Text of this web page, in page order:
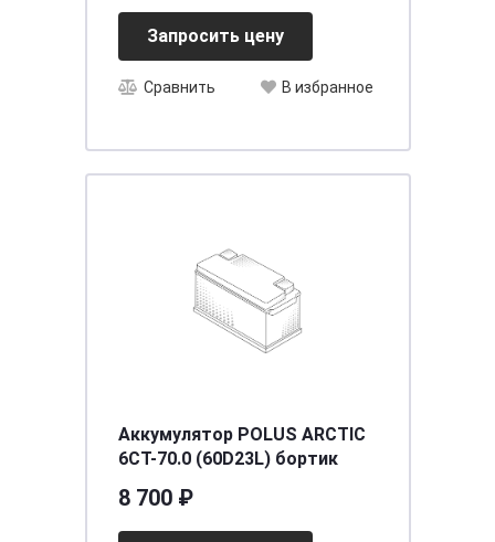
Запросить цену
Сравнить В избранное
Аккумулятор POLUS ARCTIC
6CT-70.0 (60D23L) бортик
8 700 ₽